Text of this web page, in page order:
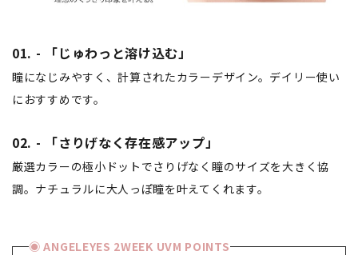
01. - 「じゅわっと溶け込む」
瞳になじみやすく、計算されたカラーデザイン。デイリー使い
におすすめです。
02. - 「さりげなく存在感アップ」
厳選カラーの極小ドットでさりげなく瞳のサイズを大きく協
調。ナチュラルに大人っぽ瞳を叶えてくれます。
◉ ANGELEYES 2WEEK UVM POINTS